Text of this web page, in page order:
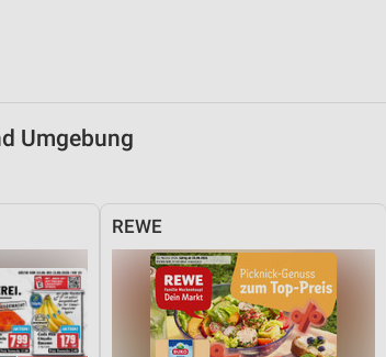
Umgebung
REWE